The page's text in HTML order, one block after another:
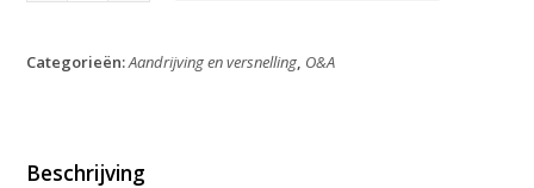
Deore
51T
Categorieën:Aandrijving en versnelling, O&A
Beschrijving